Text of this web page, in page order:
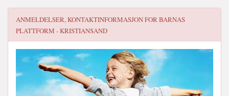
ANMELDELSER, KONTAKTINFORMASJON FORBARNAS
PLATTFORM - KRISTIANSAND